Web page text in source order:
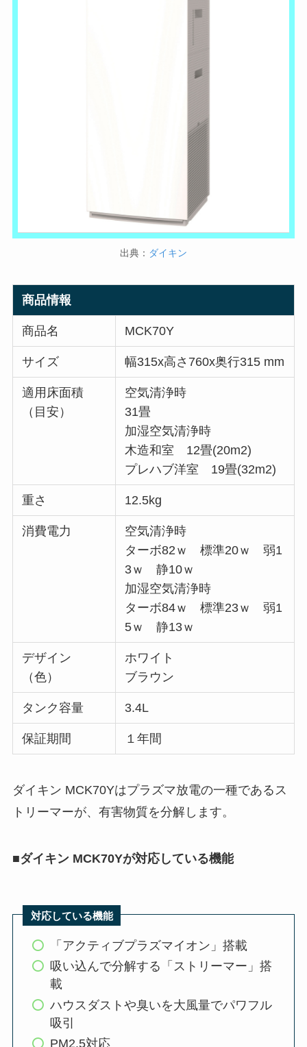
出典： ダイキン
商品情報
商品名 MCK70Y
サイズ 幅315x高さ760x奥行315 mm
適用床面積
（目安）
空気清浄時
31畳
加湿空気清浄時
木造和室 12畳(20m2)
プレハブ洋室 19畳(32m2)
重さ 12.5kg
消費電力
空気清浄時
ターボ82ｗ 標準20ｗ 弱1
3ｗ 静10ｗ
加湿空気清浄時
ターボ84ｗ 標準23ｗ 弱1
5ｗ 静13ｗ
デザイン
（色）
ホワイト
ブラウン
タンク容量 3.4L
保証期間 １年間
ダイキン MCK70Yはプラズマ放電の一種であるス
トリーマーが、有害物質を分解します。
■ダイキン MCK70Yが対応している機能
対応している機能
「アクティブプラズマイオン」搭載
吸い込んで分解する「ストリーマー」搭
載
ハウスダストや臭いを大風量でパワフル
吸引
PM2.5対応